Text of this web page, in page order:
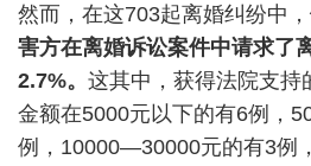
然而，在这703起离婚纠纷中，
害方在离婚诉讼案件中请求了
2.7%。 这其中，获得法院支持
金额在5000元以下的有6例，
例， 10000—30000元的有3例，